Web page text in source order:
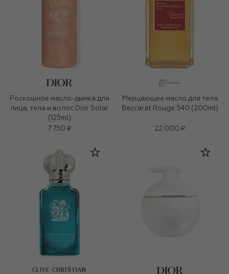
Роскошное масло-дымка для
лица, тела и волос Dior Solar
(125ml)
7 750 ₽
Мерцающее масло для тела
Baccarat Rouge 540 (200ml)
22 000 ₽
CLIVE CHRISTIAN